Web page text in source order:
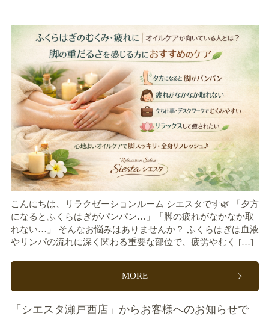
こんにちは、リラクゼーションルーム シエスタです🌿 「夕方
になるとふくらはぎがパンパン…」「脚の疲れがなかなか取
れない…」 そんなお悩みはありませんか？ ふくらはぎは血液
やリンパの流れに深く関わる重要な部位で、疲労やむく […]
MORE
「シエスタ瀬戸西店」からお客様へのお知らせで